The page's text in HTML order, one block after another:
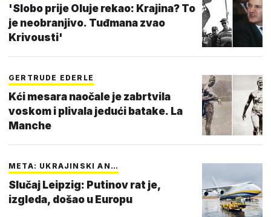
'Slobo prije Oluje rekao: Krajina? To
je neobranjivo. Tuđmana zvao
Krivousti'
GERTRUDE EDERLE
Kći mesara naočale je zabrtvila
voskom i plivala jedući batake. La
Manche
META: UKRAJINSKI AN…
Slučaj Leipzig: Putinov rat je,
izgleda, došao u Europu